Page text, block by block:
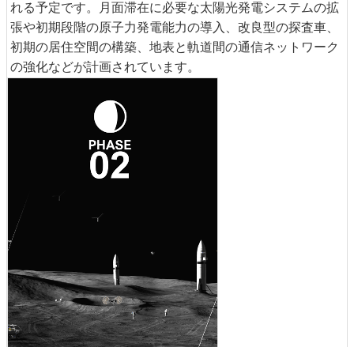
れる予定です。月面滞在に必要な太陽光発電システムの拡
張や初期段階の原子力発電能力の導入、改良型の探査車、
初期の居住空間の構築、地表と軌道間の通信ネットワーク
の強化などが計画されています。